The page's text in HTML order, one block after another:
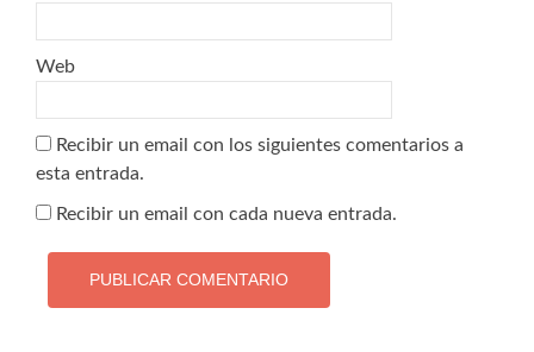
Web
Recibir un email con los siguientes comentarios a
esta entrada.
Recibir un email con cada nueva entrada.